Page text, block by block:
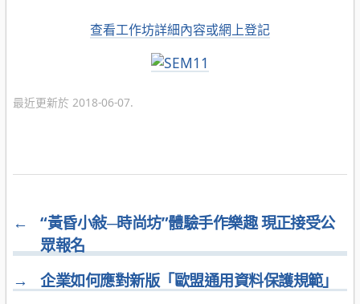
查看工作坊詳細內容或網上登記
最近更新於 2018-06-07.
←
“黃昏小敍─時尚坊”體驗手作樂趣 現正接受公
眾報名
→
企業如何應對新版「歐盟通用資料保護規範」